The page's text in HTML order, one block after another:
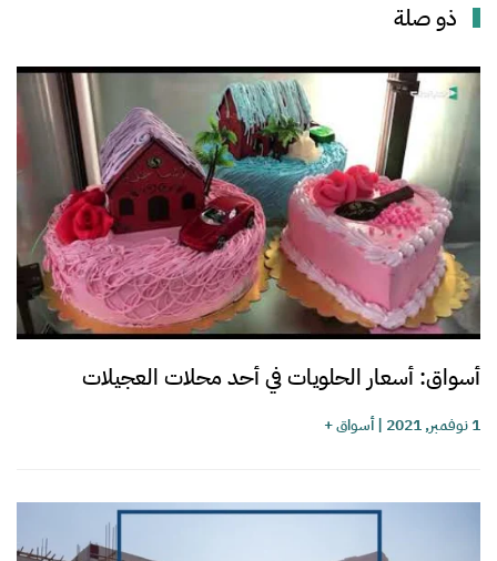
ذو صلة
أسواق: أسعار الحلويات في أحد محلات العجيلات
1 نوفمبر, 2021 |أسواق +